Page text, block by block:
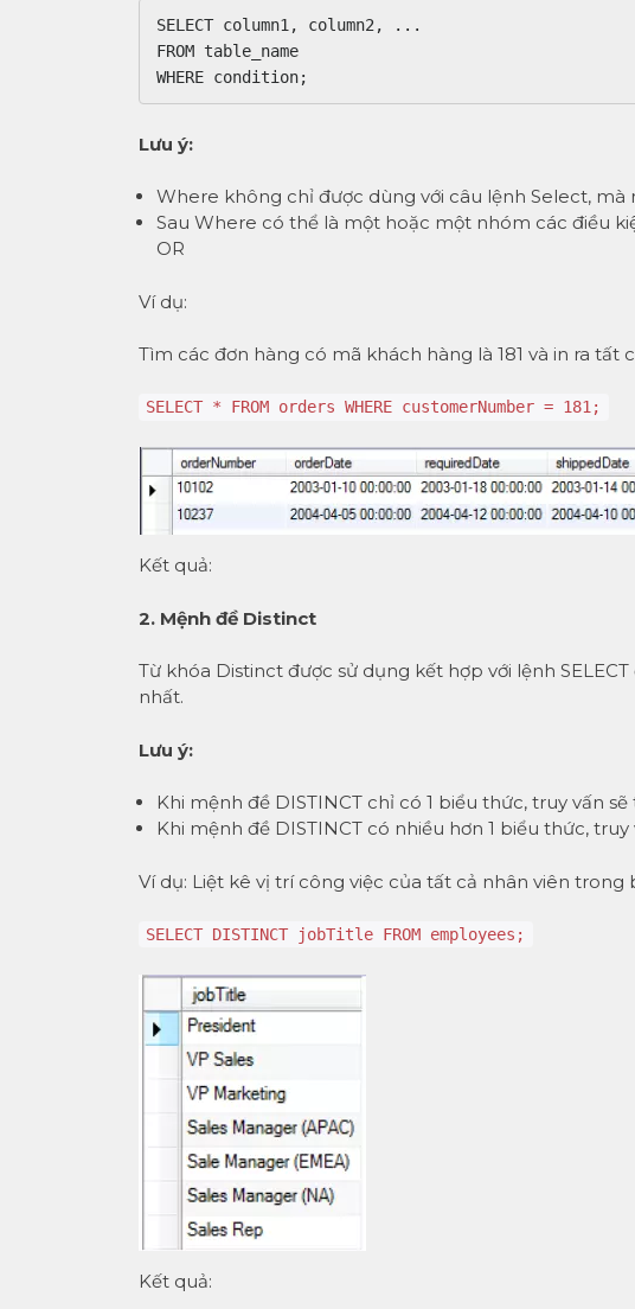
SELECT column1, column2, ...
FROM table_name
Lưu ý:
Where không chỉ được dùng với câu lệnh Select,
Sau Where có thể là một hoặc một nhóm các điều
OR
Ví dụ:
Tìm các đơn hàng có mã khách hàng là 181 và in ra tất
SELECT * FROM orders WHERE customerNumber = 181;
Kết quả:
2. Mệnh đề Distinct
Từ khóa Distinct được sử dụng kết hợp với lệnh
nhất.
Lưu ý:
Khi mệnh đề DISTINCT chỉ có 1 biểu thức, truy vấn
Khi mệnh đề DISTINCT có nhiều hơn 1 biểu thức,
Ví dụ: Liệt kê vị trí công việc của tất cả nhân viên trong
SELECT DISTINCT jobTitle FROM employees;
Kết quả: